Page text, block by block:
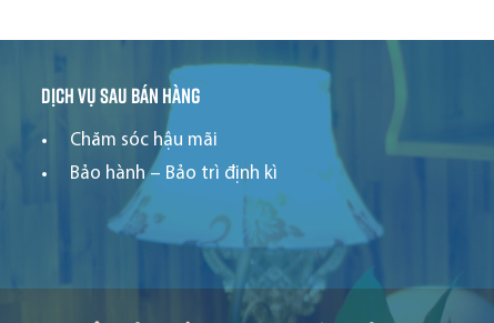
Dịch vụ sau bán hàng
Chăm sóc hậu mãi
Bảo hành – Bảo trì định kì